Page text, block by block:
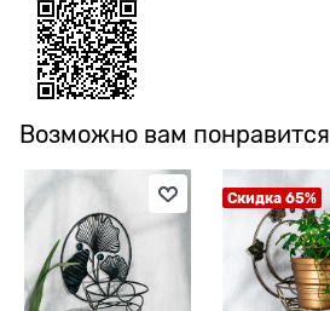
Возможно вам понравится
Скидка 65%